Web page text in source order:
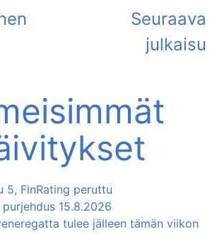
5, FinRating peruttu
purjehdus 15.8.2026
tulee jälleen tämän viikon